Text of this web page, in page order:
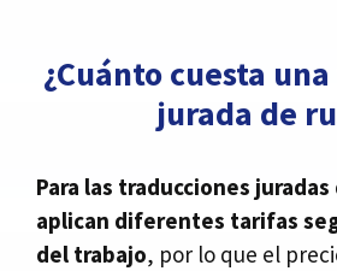
¿Cuánto cuesta
jurada de
Para las traducciones juradas
aplican diferentes tarifas
del trabajo, por lo que el